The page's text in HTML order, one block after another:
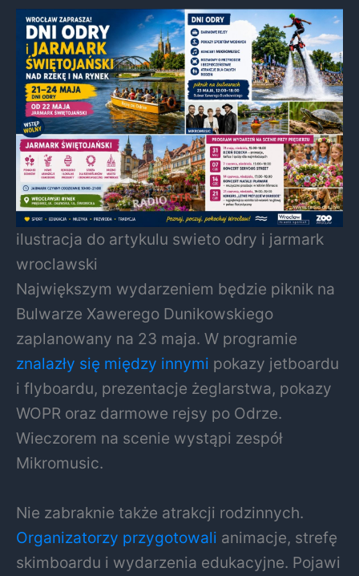
ilustracja do artykulu swieto odry i jarmark
wroclawski
Największym wydarzeniem będzie piknik na
Bulwarze Xawerego Dunikowskiego
zaplanowany na 23 maja. W programie
znalazły się między innymi pokazy jetboardu
i flyboardu, prezentacje żeglarstwa, pokazy
WOPR oraz darmowe rejsy po Odrze.
Wieczorem na scenie wystąpi zespół
Mikromusic.
Nie zabraknie także atrakcji rodzinnych.
Organizatorzy przygotowali animacje, strefę
skimboardu i wydarzenia edukacyjne. Pojawi